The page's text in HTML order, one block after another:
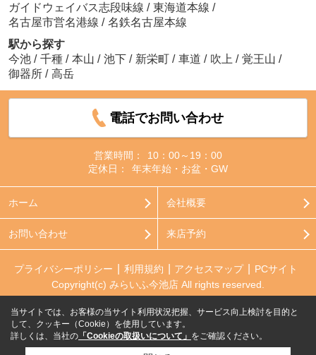
ガイドウェイバス志段味線 / 東海道本線 /
名古屋市営名港線 / 名鉄名古屋本線
駅から探す
今池 / 千種 / 本山 / 池下 / 新栄町 / 車道 / 吹上 / 覚王山 /
御器所 / 高岳
電話でお問い合わせ
営業時間：
10：00～19：00
定休日：
年末年始・お盆・GW
ホーム 会社概要
お問い合わせ 来店予約
プライバシーポリシー 利用規約 アクセスマップ
PCサイト
Copyright(c) みらいふ今池店 All rights reserved.
当サイトでは、お客様の当サイト利用状況把握、サービス向上検討を目的と
して、クッキー（Cookie）を使用しています。
詳しくは、当社の 「Cookieの取扱いについて」 をご確認ください。